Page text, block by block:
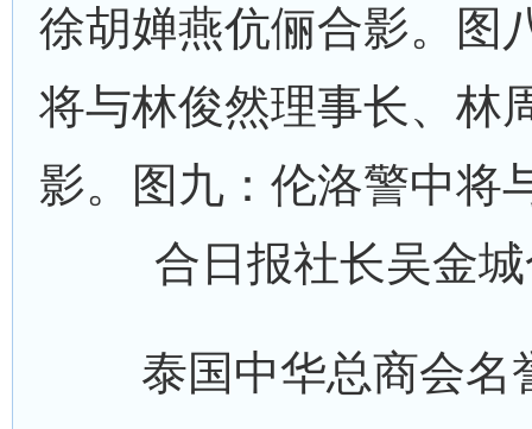
徐胡婵燕伉俪合影。图
将与林俊然理事长、林
影。图九：伦洛警中将
合日报社长吴金
泰国中华总商会名